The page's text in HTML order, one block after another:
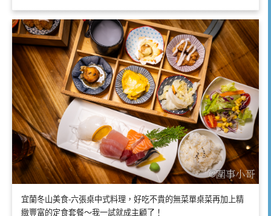
宜蘭冬山美食-六張桌中式料理，好吃不貴的無菜單桌菜再加上精
緻豐富的定食套餐～我一試就成主顧了！